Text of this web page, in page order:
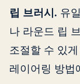
립 브러시. 유
나 라운드 립
조절할 수 있
레이어링 방법